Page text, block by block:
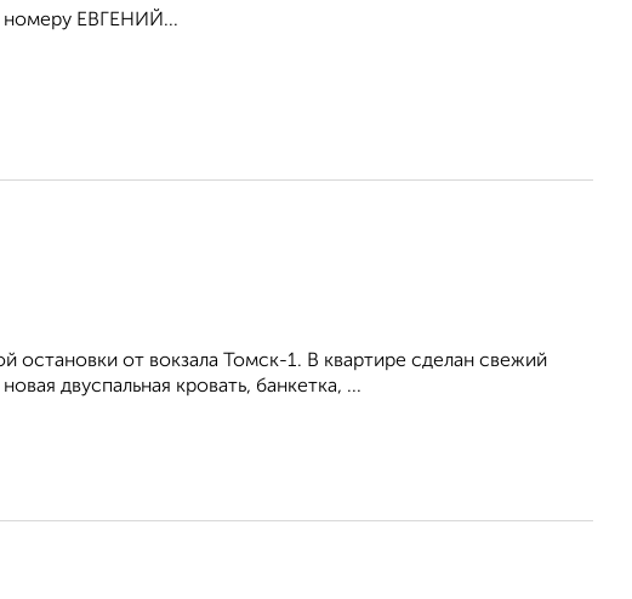
номеру ЕВГЕНИЙ...
остановки от вокзала Томск-1. В квартире сделан свежий
двуспальная кровать, банкетка, ...